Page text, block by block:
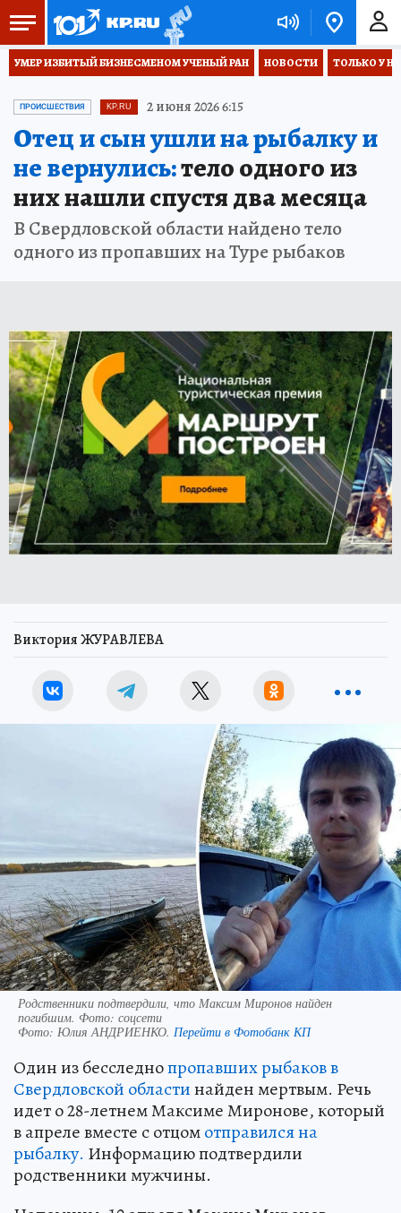
УМЕР ИЗБИТЫЙ БИЗНЕСМЕНОМ УЧЕНЫЙ РАН НОВОСТИ ТОЛЬКО У
ПРОИСШЕСТВИЯ KP.RU 2 июня 2026 6:15
Отец и сын ушли на рыбалку и
не вернулись:тело одного из
них нашли спустя два месяца
В Свердловской области найдено тело
одного из пропавших на Туре рыбаков
Виктория ЖУРАВЛЕВА
Родственники подтвердили, что Максим Миронов найден
погибшим. Фото: соцсети
Фото: Юлия АНДРИЕНКО. Перейти в Фотобанк КП
Один из бесследнопропавших рыбаков в
Свердловской областинайден мертвым. Речь
идет о 28-летнем Максиме Миронове, который
в апреле вместе с отцомотправился на
рыбалку. Информацию подтвердили
родственники мужчины.